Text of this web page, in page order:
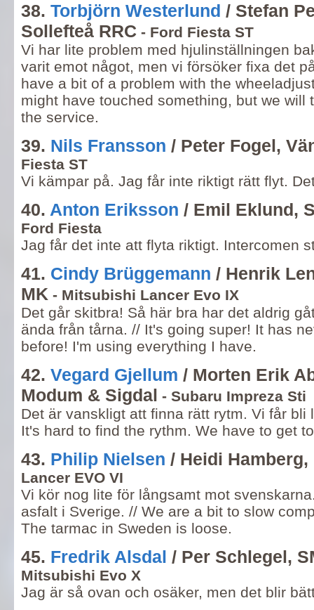
38. Torbjörn Westerlund / Stefan
Sollefteå RRC - Ford Fiesta ST
Vi har lite problem med hjulinställningen
varit emot något, men vi försöker fixa det
have a bit of a problem with the
might have touched something, but we will
the service.
39. Nils Fransson / Peter Fogel,
Fiesta ST
Vi kämpar på. Jag får inte riktigt rätt flyt.
40. Anton Eriksson / Emil Eklund,
Ford Fiesta
Jag får det inte att flyta riktigt. Intercomen
41. Cindy Brüggemann / Henrik
MK - Mitsubishi Lancer Evo IX
Det går skitbra! Så här bra har det aldrig
ända från tårna. // It's going super! It has
before! I'm using everything I have.
42. Vegard Gjellum / Morten Erik
Modum & Sigdal - Subaru Impreza Sti
Det är vanskligt att finna rätt rytm. Vi får bli
It's hard to find the rythm. We have to get
43. Philip Nielsen / Heidi Hamberg,
Lancer EVO VI
Vi kör nog lite för långsamt mot
asfalt i Sverige. // We are a bit to slow
The tarmac in Sweden is loose.
45. Fredrik Alsdal / Per Schlegel,
Mitsubishi Evo X
Jag är så ovan och osäker, men det blir